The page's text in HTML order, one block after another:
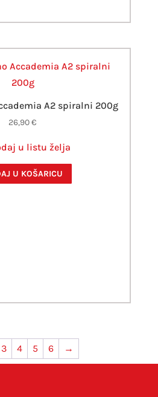
A2 spiralni 200g
26,90€
u listu želja
U KOŠARICU
3 4 5 6 →